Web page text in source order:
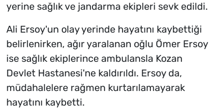
yerine sağlık ve jandarma ekipleri sevk edildi.
Ali Ersoy'un olay yerinde hayatını kaybettiği
belirlenirken, ağır yaralanan oğlu Ömer Ersoy
ise sağlık ekiplerince ambulansla Kozan
Devlet Hastanesi'ne kaldırıldı. Ersoy da,
müdahalelere rağmen kurtarılamayarak
hayatını kaybetti.